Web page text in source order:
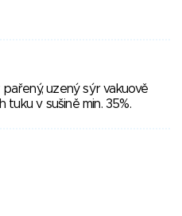
uzený sýr vakuově
tuku v sušině min. 35%.